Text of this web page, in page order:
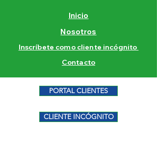
Inicio
Nosotros
Inscríbete como cliente incógnito
Contacto
PORTAL CLIENTES
CLIENTE INCÓGNITO